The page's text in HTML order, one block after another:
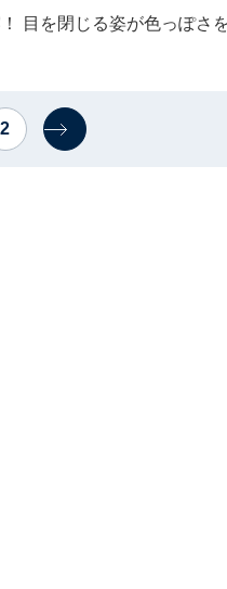
目を閉じる姿が色っぽさ
2